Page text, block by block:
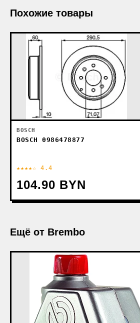
Похожие товары
BOSCH
BOSCH 0986478877
★★★★☆ 4.4
104.90 BYN
Ещё от Brembo